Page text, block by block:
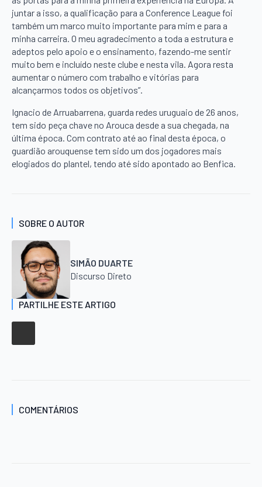
juntar a isso, a qualificação para a Conference League foi
também um marco muito importante para mim e para a
minha carreira. O meu agradecimento a toda a estrutura e
adeptos pelo apoio e o ensinamento, fazendo-me sentir
muito bem e incluído neste clube e nesta vila. Agora resta
aumentar o número com trabalho e vitórias para
alcançarmos todos os objetivos”.
Ignacio de Arruabarrena, guarda redes uruguaio de 26 anos,
tem sido peça chave no Arouca desde a sua chegada, na
última época. Com contrato até ao final desta época, o
guardião arouquense tem sido um dos jogadores mais
elogiados do plantel, tendo até sido apontado ao Benfica.
SOBRE O AUTOR
SIMÃO DUARTE
Discurso Direto
PARTILHE ESTE ARTIGO
COMENTÁRIOS